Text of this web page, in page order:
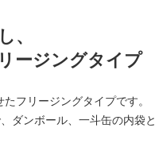
、
ージングタイプ
フリージングタイプです。
ダンボール、一斗缶の内袋と